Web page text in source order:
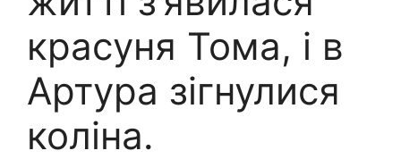
красуня Тома, і в
Артура зігнулися
коліна.